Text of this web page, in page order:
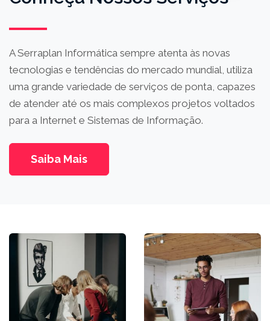
A Serraplan Informática sempre atenta às novas
tecnologias e tendências do mercado mundial, utiliza
uma grande variedade de serviços de ponta, capazes
de atender até os mais complexos projetos voltados
para a Internet e Sistemas de Informação.
Saiba Mais